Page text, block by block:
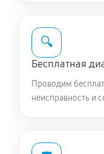
🔍
Бесплатная
Проводим
неисправность и